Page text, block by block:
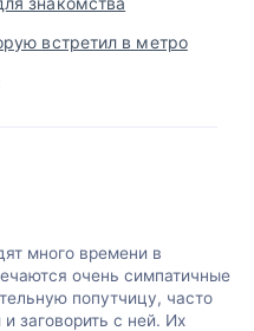
встретил в метро
много времени в
очень симпатичные
попутчицу, часто
заговорить с ней. Их